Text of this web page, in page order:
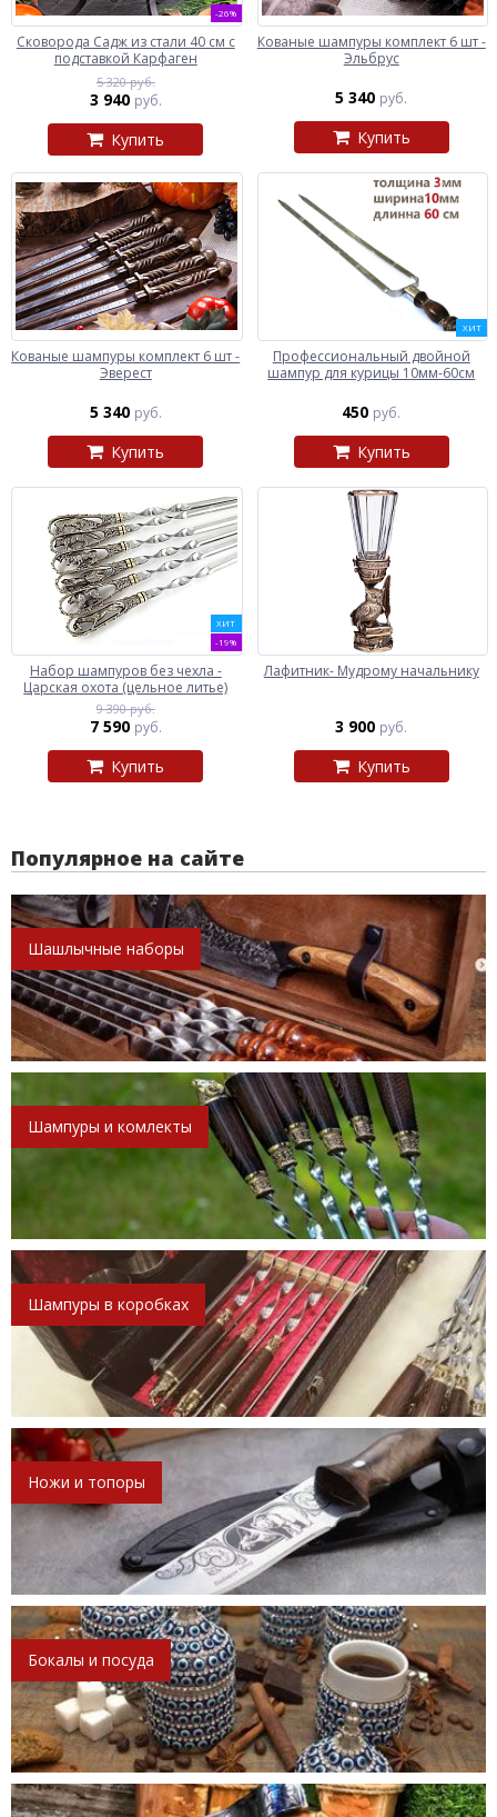
-26%
Сковорода Садж из стали 40 см с
подставкой Карфаген
5 320 руб.
3 940 руб.
Купить
Кованые шампуры комплект 6 шт -
Эльбрус
5 340 руб.
Купить
Кованые шампуры комплект 6 шт -
Эверест
5 340 руб.
Купить
ХИТ
Профессиональный двойной
шампур для курицы 10мм-60см
450 руб.
Купить
ХИТ
-19%
Набор шампуров без чехла -
Царская охота (цельное литье)
9 390 руб.
7 590 руб.
Купить
Лафитник- Мудрому начальнику
3 900 руб.
Купить
Популярное на сайте
Шашлычные наборы
Шампуры и комлекты
Шампуры в коробках
Ножи и топоры
Бокалы и посуда